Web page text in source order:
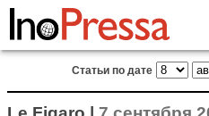
Статьи по дате